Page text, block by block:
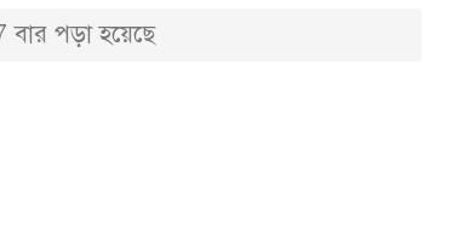
বার পড়া হয়েছে